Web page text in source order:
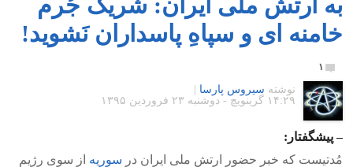
خامنه ای و سپاهِ پاسداران نَشوید!
۱
نوشته سیروس پارسا
۱۴:۲۹ گرينويچ - دوشنبه ۲۳ فروردین ۱۳۹۵
– پیشگفتار:
مُدتیست که خبر حضور ارتش ملی ایران در سوریه از سوی رژیم